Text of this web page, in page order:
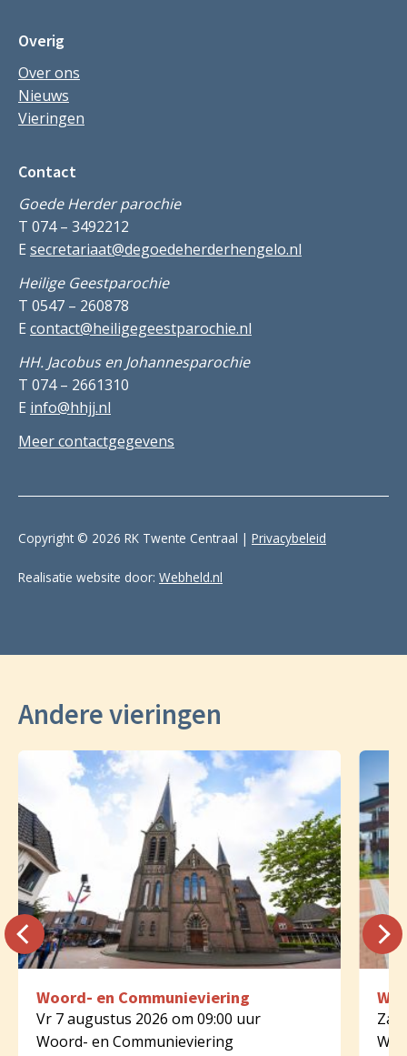
Overig
Over ons
Nieuws
Vieringen
Contact
Goede Herder parochie
T 074 – 3492212
E secretariaat@degoedeherderhengelo.nl
Heilige Geestparochie
T 0547 – 260878
E contact@heiligegeestparochie.nl
HH. Jacobus en Johannesparochie
T 074 – 2661310
E info@hhjj.nl
Meer contactgegevens
Copyright © 2026 RK Twente Centraal | Privacybeleid
Realisatie website door: Webheld.nl
Andere vieringen
Woord- en Communieviering
Vr 7 augustus 2026 om 09:00 uur
Woord- en Communieviering
Za